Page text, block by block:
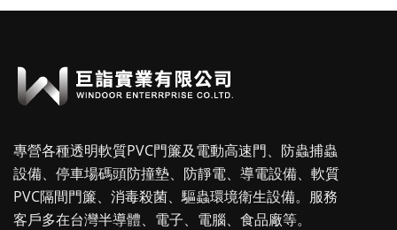
專營各種透明軟質PVC門簾及電動高速門、防蟲捕蟲
設備、停車場碼頭防撞墊、防靜電、導電設備、軟質
PVC隔間門簾、消毒殺菌、驅蟲環境衛生設備。服務
客戶多在台灣半導體、電子、電腦、食品廠等。